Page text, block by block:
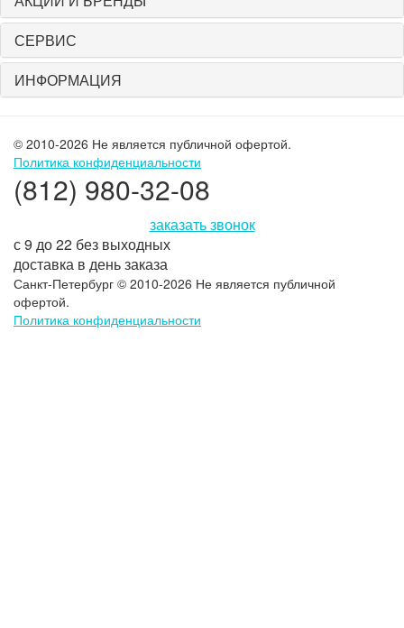
СЕРВИС
ИНФОРМАЦИЯ
© 2010-2026 Не является публичной офертой.
Политика конфиденциальности
(812) 980-32-08
заказать звонок
с 9 до 22 без выходных
доставка в день заказа
Санкт-Петербург © 2010-2026 Не является публичной
офертой.
Политика конфиденциальности